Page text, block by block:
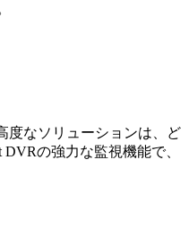
度なソリューションは、ど
の強力な監視機能で、